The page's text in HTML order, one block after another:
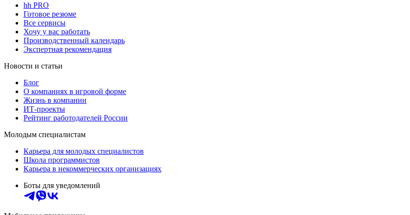
hh PRO
Готовое резюме
Все сервисы
Хочу у вас работать
Производственный календарь
Экспертная рекомендация
Новости и статьи
Блог
О компаниях в игровой форме
Жизнь в компании
ИТ-проекты
Рейтинг работодателей России
Молодым специалистам
Карьера для молодых специалистов
Школа программистов
Карьера в некоммерческих организациях
Боты для уведомлений